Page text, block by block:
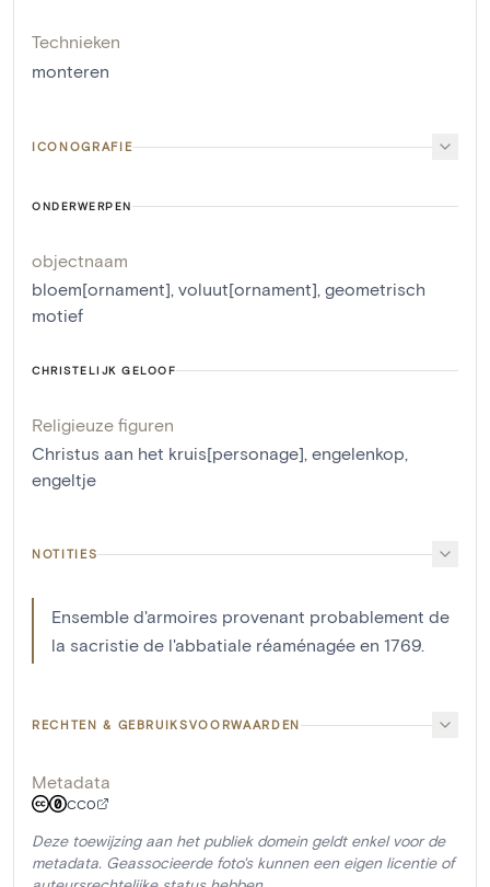
Technieken
monteren
ICONOGRAFIE
ONDERWERPEN
objectnaam
bloem[ornament], voluut[ornament], geometrisch
motief
CHRISTELIJK GELOOF
Religieuze figuren
Christus aan het kruis[personage], engelenkop,
engeltje
NOTITIES
Ensemble d'armoires provenant probablement de
la sacristie de l'abbatiale réaménagée en 1769.
RECHTEN & GEBRUIKSVOORWAARDEN
Metadata
CC0
Deze toewijzing aan het publiek domein geldt enkel voor de
metadata. Geassocieerde foto's kunnen een eigen licentie of